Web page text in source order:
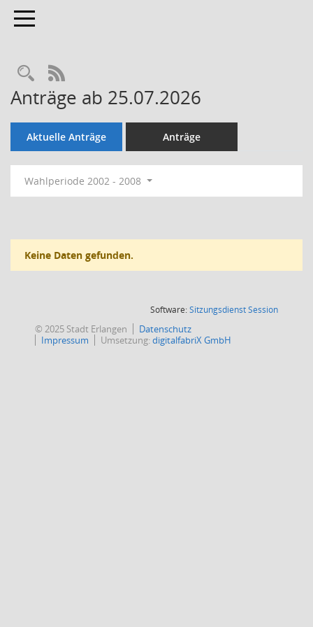
Toggle navigation
Rechercheauswahl
RSS-Feed
Anträge ab 25.07.2026
Aktuelle Anträge Anträge
Wahlperiode 2002 - 2008
Keine Daten gefunden.
Software:SitzungsdienstSession(Wird in
© 2025 Stadt Erlangen
Datenschutz
Impressum
Umsetzung:digitalfabriX GmbH